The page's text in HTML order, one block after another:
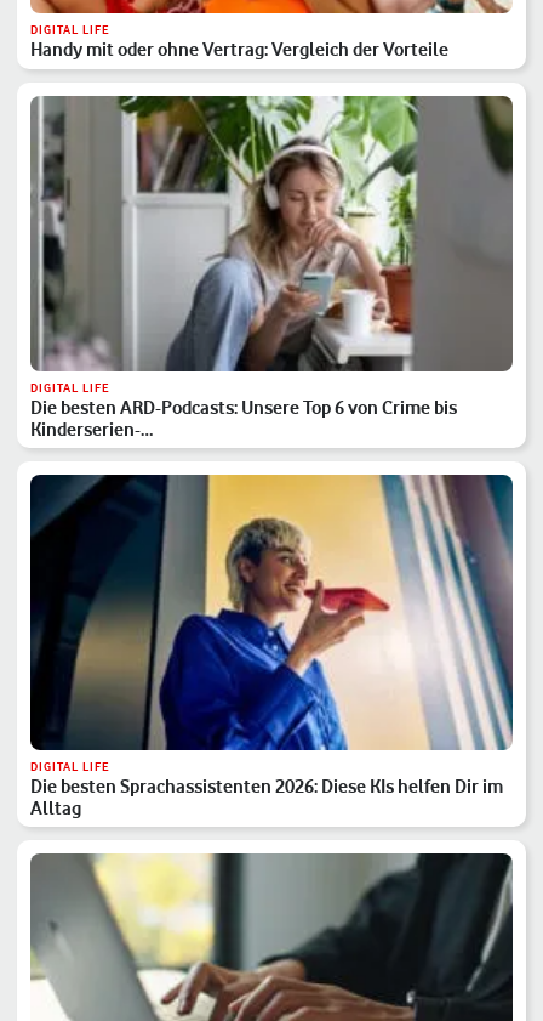
DIGITAL LIFE
Handy mit oder ohne Vertrag: Vergleich der Vorteile
DIGITAL LIFE
Die besten ARD-Podcasts: Unsere Top 6 von Crime bis
Kinderserien-…
DIGITAL LIFE
Die besten Sprachassistenten 2026: Diese KIs helfen Dir im
Alltag